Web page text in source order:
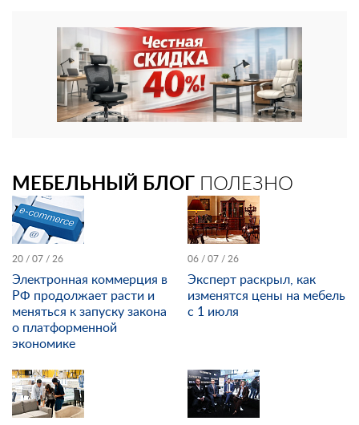
МЕБЕЛЬНЫЙ БЛОГ ПОЛЕЗНО
20 / 07 / 26
Электронная коммерция в
РФ продолжает расти и
меняться к запуску закона
о платформенной
экономике
06 / 07 / 26
Эксперт раскрыл, как
изменятся цены на мебель
с 1 июля